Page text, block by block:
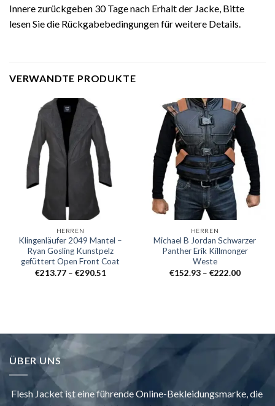
Innere zurückgeben 30 Tage nach Erhalt der Jacke, Bitte
lesen Sie die Rückgabebedingungen für weitere Details.
VERWANDTE PRODUKTE
HERREN
Klingenläufer 2049 Mantel –
Ryan Gosling Kunstpelz
gefüttert Open Front Coat
€213.77 – €290.51
HERREN
Michael B Jordan Schwarzer
Panther Erik Killmonger
Weste
€152.93 – €222.00
ÜBER UNS
Flesh Jacket ist eine führende Online-Bekleidungsmarke, die